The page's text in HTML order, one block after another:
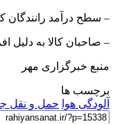
– سطح درآمد رانندگان
– صاحبان کالا به دلیل
منبع خبرگزاری مهر
برچسب ها
آلودگی هوا حمل و نقل